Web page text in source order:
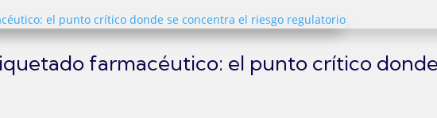
farmacéutico: el punto crítico